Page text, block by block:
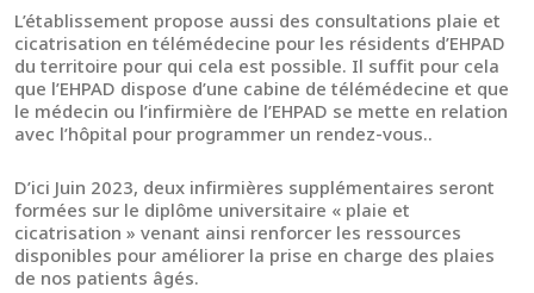
L’établissement propose aussi des consultations plaie et
cicatrisation en télémédecine pour les résidents d’EHPAD
du territoire pour qui cela est possible. Il suffit pour cela
que l’EHPAD dispose d’une cabine de télémédecine et que
le médecin ou l’infirmière de l’EHPAD se mette en relation
avec l’hôpital pour programmer un rendez-vous..
D’ici Juin 2023, deux infirmières supplémentaires seront
formées sur le diplôme universitaire « plaie et
cicatrisation » venant ainsi renforcer les ressources
disponibles pour améliorer la prise en charge des plaies
de nos patients âgés.